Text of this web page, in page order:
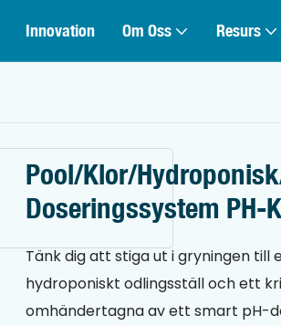
Innovation Om Oss Resurs
Pool/Klor/
Doseringssystem PH-
Tänk dig att stiga ut i gryningen
hydroponiskt odlingsställ och ett
omhändertagna av ett smart pH-